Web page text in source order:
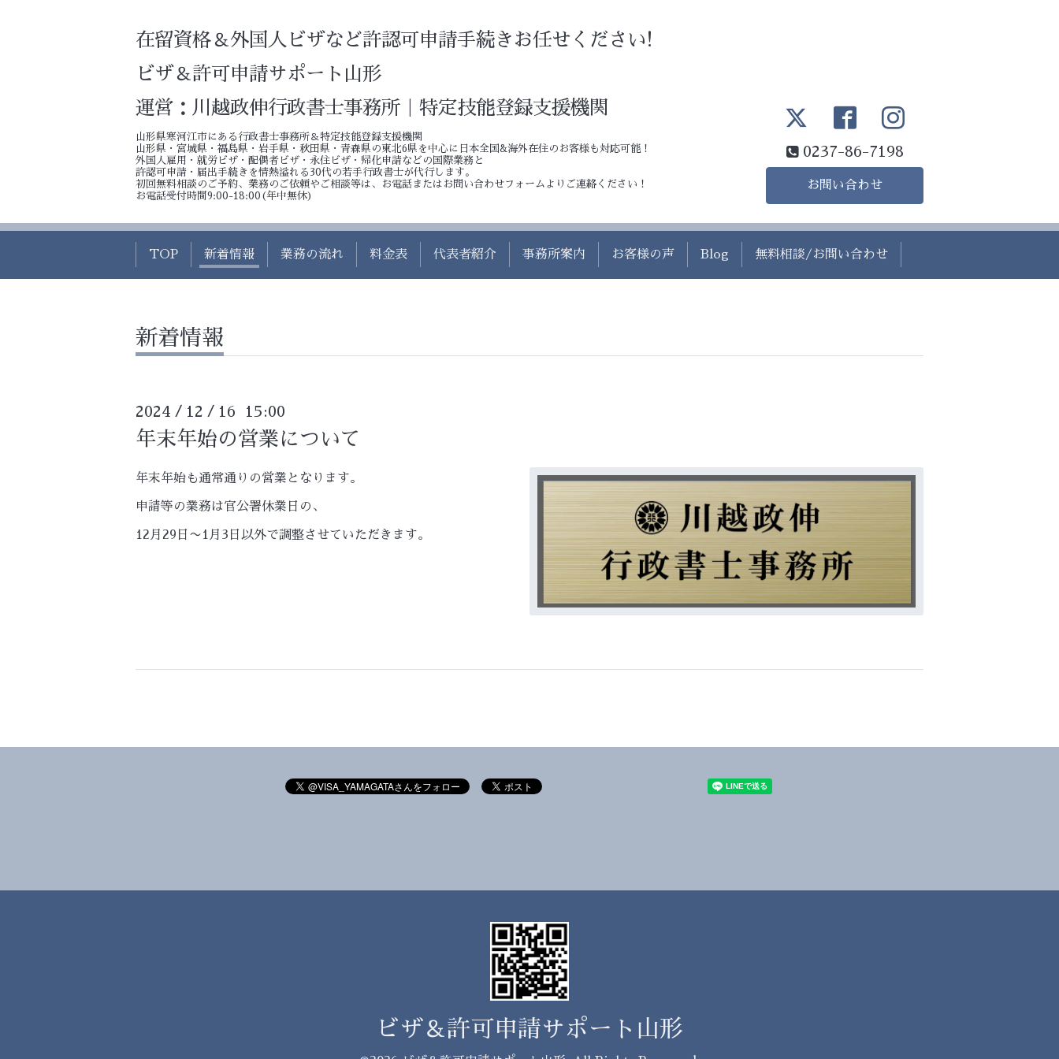
在留資格＆外国人ビザなど許認可申請手続きお任せください!
ビザ＆許可申請サポート山形
運営：川越政伸行政書士事務所｜特定技能登録支援機関
山形県寒河江市にある行政書士事務所＆特定技能登録支援機関
山形県・宮城県・福島県・岩手県・秋田県・青森県の東北6県を中心に日本全国&海外在住のお客様も対応可能！
外国人雇用・就労ビザ・配偶者ビザ・永住ビザ・帰化申請などの国際業務と
許認可申請・届出手続きを情熱溢れる30代の若手行政書士が代行します。
初回無料相談のご予約、業務のご依頼やご相談等は、お電話またはお問い合わせフォームよりご連絡ください！
お電話受付時間9:00-18:00(年中無休)
0237-86-7198
お問い合わせ
TOP 新着情報 業務の流れ 料金表 代表者紹介 事務所案内 お客様の声 Blog 無料相談/お問い合わせ
新着情報
2024 / 12 / 16 15:00
年末年始の営業について
年末年始も通常通りの営業となります。
申請等の業務は官公署休業日の、
12月29日〜1月3日以外で調整させていただきます。
ビザ＆許可申請サポート山形